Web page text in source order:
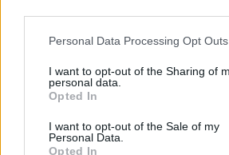
Please note that this website/app uses
not limited to your visit or usage
grant or deny consent to Google and its
use your data for below specified
consent section.
Personal Data Processing Opt Outs
I want to opt-out of the Sharing of
personal data.
Opted In
I want to opt-out of the Sale of my
Personal Data.
Opted In